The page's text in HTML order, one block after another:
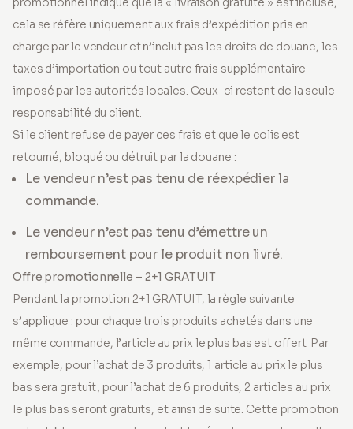
cela se réfère uniquement aux frais d’expédition pris en
charge par le vendeur et n’inclut pas les droits de douane, les
taxes d’importation ou tout autre frais supplémentaire
imposé par les autorités locales. Ceux-ci restent de la seule
responsabilité du client.
Si le client refuse de payer ces frais et que le colis est
retourné, bloqué ou détruit par la douane :
Le vendeur n’est pas tenu de réexpédier la
commande.
Le vendeur n’est pas tenu d’émettre un
remboursement pour le produit non livré.
Offre promotionnelle – 2+1 GRATUIT
Pendant la promotion 2+1 GRATUIT, la règle suivante
s’applique : pour chaque trois produits achetés dans une
même commande, l’article au prix le plus bas est offert. Par
exemple, pour l’achat de 3 produits, 1 article au prix le plus
bas sera gratuit ; pour l’achat de 6 produits, 2 articles au prix
le plus bas seront gratuits, et ainsi de suite. Cette promotion